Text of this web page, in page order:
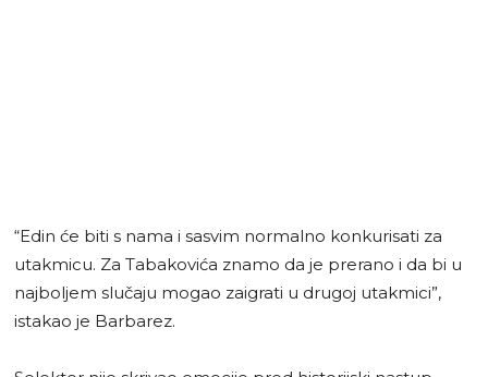
“Edin će biti s nama i sasvim normalno konkurisati za
utakmicu. Za Tabakovića znamo da je prerano i da bi u
najboljem slučaju mogao zaigrati u drugoj utakmici”,
istakao je Barbarez.